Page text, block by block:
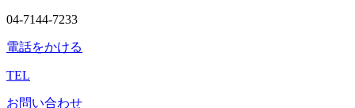
04-7144-7233
電話をかける
TEL
お問い合わせ